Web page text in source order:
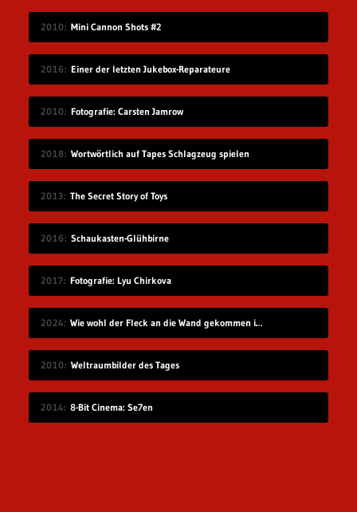
2010 Mini Cannon Shots #2
2016 Einer der letzten Jukebox-Reparateure
2010 Fotografie: Carsten Jamrow
2018 Wortwörtlich auf Tapes Schlagzeug spielen
2013 The Secret Story of Toys
2016 Schaukasten-Glühbirne
2017 Fotografie: Lyu Chirkova
2024 Wie wohl der Fleck an die Wand gekommen ist?
2010 Weltraumbilder des Tages
2014 8-Bit Cinema: Se7en